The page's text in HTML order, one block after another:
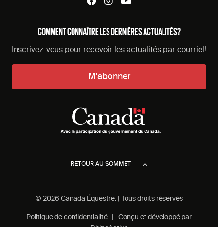
COMMENT CONNAÎTRE LES DERNIÈRES ACTUALITÉS?
Inscrivez-vous pour recevoir les actualités par courriel!
M'abonner
RETOUR AU SOMMET
© 2026 Canada Équestre. | Tous droits réservés
Politique de confidentialité | Conçu et développé par